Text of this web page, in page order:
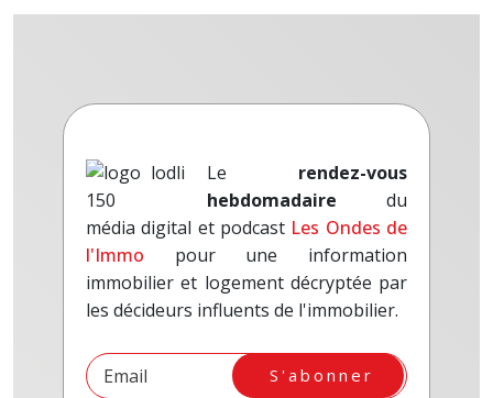
Le rendez-vous
hebdomadaire du
média digital et podcast Les Ondes de
l'Immo pour une information
immobilier et logement décryptée par
les décideurs influents de l'immobilier.
S'abonner